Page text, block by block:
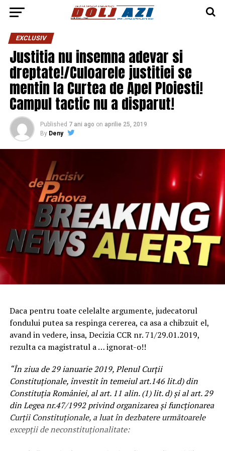
EXCLUSIV
Justitia nu insemna adevar si
dreptate!/Culoarele justitiei se
mentin la Curtea de Apel Ploiesti!
Campul tactic nu a disparut!
Published 7 ani ago on aprilie 25, 2019
By Deny
Daca pentru toate celelalte argumente, judecatorul
fondului putea sa respinga cererea, ca asa a chibzuit el,
avand in vedere, insa, Decizia CCR nr. 71/29.01.2019,
rezulta ca magistratul a … ignorat-o!!
“În ziua de 29 ianuarie 2019, Plenul Curții
Constituționale, învestit în temeiul art.146 lit.d) din
Constituția României, al art. 11 alin. (1) lit. d) și al art. 29
din Legea nr.47/1992 privind organizarea și funcționarea
Curții Constituționale, a luat în dezbatere următoarele
excepții de neconstituționalitate: